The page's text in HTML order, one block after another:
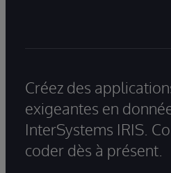
Créez des
exigeantes en
InterSystems IRIS.
coder dès à présent.